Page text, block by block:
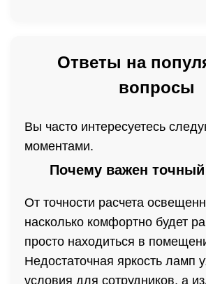
Ответы на
вопросы
Вы часто интересуетесь
моментами.
Почему важен точный
От точности расчета
насколько комфортно будет
просто находиться в
Недостаточная яркость ламп
условия для сотрудников, а